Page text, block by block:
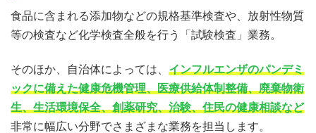
食品に含まれる添加物などの規格基準検査や、放射性物質
等の検査など化学検査全般を行う「試験検査」業務。
そのほか、自治体によっては、 インフルエンザのパンデミ
ックに備えた健康危機管理、医療供給体制整備、廃棄物衛
生、生活環境保全、創薬研究、治験、住民の健康相談など
非常に幅広い分野でさまざまな業務を担当します。